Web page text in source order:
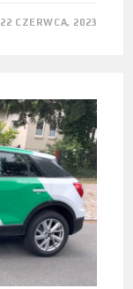
22 CZERWCA, 2023